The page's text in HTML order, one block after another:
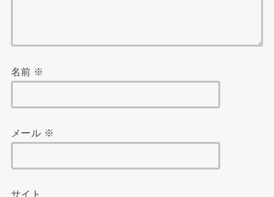
名前 ※
メール ※
サイト